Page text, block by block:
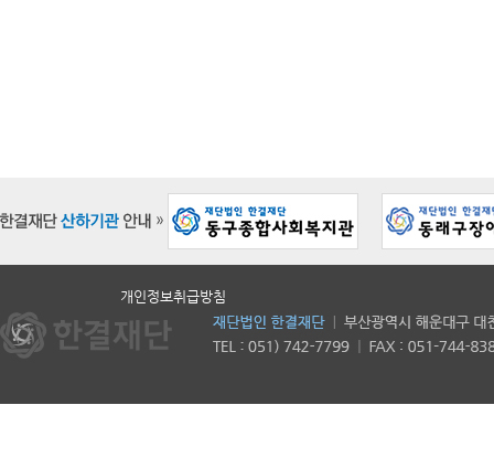
개인정보취급방침